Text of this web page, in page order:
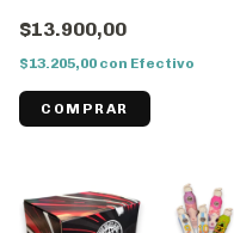
$13.900,00
$13.205,00 con Efectivo
COMPRAR